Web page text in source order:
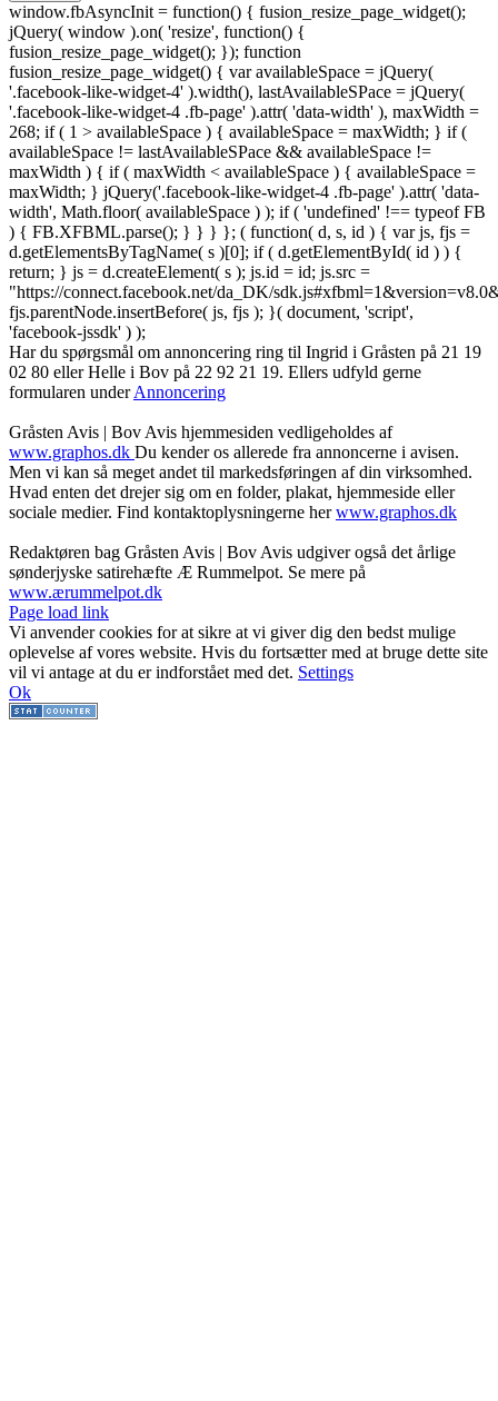
window.fbAsyncInit = function() { fusion_resize_page_widget();
jQuery( window ).on( 'resize', function() {
fusion_resize_page_widget(); }); function
fusion_resize_page_widget() { var availableSpace = jQuery(
'.facebook-like-widget-4' ).width(), lastAvailableSPace = jQuery(
'.facebook-like-widget-4 .fb-page' ).attr( 'data-width' ), maxWidth =
268; if ( 1 > availableSpace ) { availableSpace = maxWidth; } if (
availableSpace != lastAvailableSPace && availableSpace !=
maxWidth ) { if ( maxWidth < availableSpace ) { availableSpace =
maxWidth; } jQuery('.facebook-like-widget-4 .fb-page' ).attr( 'data-
width', Math.floor( availableSpace ) ); if ( 'undefined' !== typeof FB
) { FB.XFBML.parse(); } } } }; ( function( d, s, id ) { var js, fjs =
d.getElementsByTagName( s )[0]; if ( d.getElementById( id ) ) {
return; } js = d.createElement( s ); js.id = id; js.src =
"https://connect.facebook.net/da_DK/
fjs.parentNode.insertBefore( js, fjs ); }( document, 'script',
'facebook-jssdk' ) );
Har du spørgsmål om annoncering ring til Ingrid i Gråsten på 21 19
02 80 ‬eller Helle i Bov på 22 92 21 19‬. Ellers udfyld gerne
formularen underAnnoncering
Gråsten Avis | Bov Avis hjemmesiden vedligeholdes af
www.graphos.dk Du kender os allerede fra annoncerne i avisen.
Men vi kan så meget andet til markedsføringen af din virksomhed.
Hvad enten det drejer sig om en folder, plakat, hjemmeside eller
sociale medier. Find kontaktoplysningerne herwww.graphos.dk
Redaktøren bag Gråsten Avis | Bov Avis udgiver også det årlige
sønderjyske satirehæfte Æ Rummelpot. Se mere på
www.ærummelpot.dk
Facebook
Facebook
Facebook
Facebook
Instagram
Instagram
Instagram
LinkedIn
Page load link
Vi anvender cookies for at sikre at vi giver dig den bedst mulige
oplevelse af vores website. Hvis du fortsætter med at bruge dette site
vil vi antage at du er indforstået med det. Settings
Ok
Go